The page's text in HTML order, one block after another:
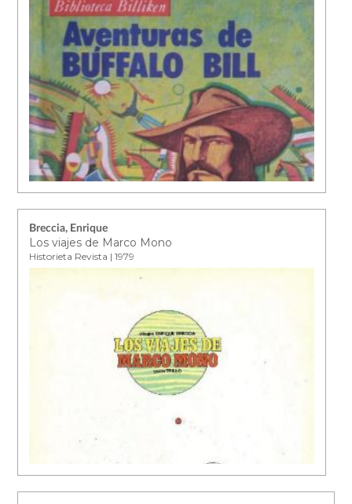
Breccia, Enrique
Los viajes de Marco Mono
Historieta Revista | 1979